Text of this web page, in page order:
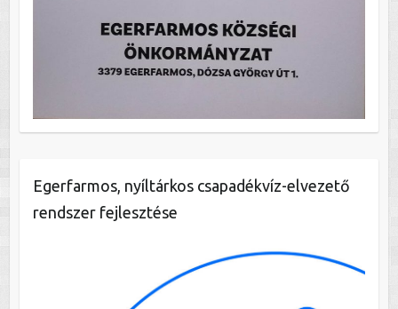
Egerfarmos, nyíltárkos csapadékvíz-elvezető
rendszer fejlesztése